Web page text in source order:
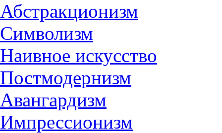
Абстракционизм
Символизм
Наивное искусство
Постмодернизм
Авангардизм
Импрессионизм